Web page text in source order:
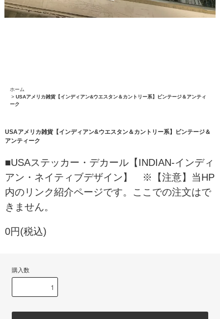
ホーム
> USAアメリカ雑貨【インディアン&ウエスタン＆カントリー系】ビンテージ＆アンティ
ーク
USAアメリカ雑貨【インディアン&ウエスタン＆カントリー系】ビンテージ＆
アンティーク
■USAステッカー・デカール【INDIAN-インディ
アン・ネイティブデザイン】 ※【注意】当HP
内のリンク紹介ページです。ここでの注文はで
きません。
0円(税込)
購入数